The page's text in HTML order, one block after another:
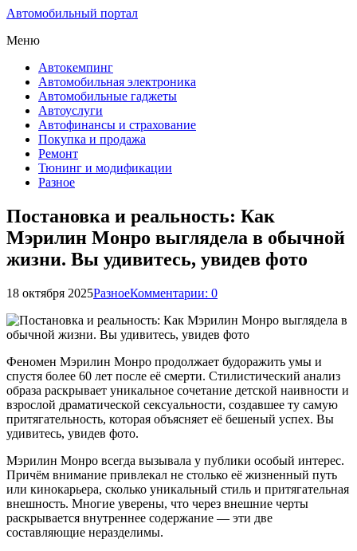
Автомобильный портал
Меню
Автокемпинг
Автомобильная электроника
Автомобильные гаджеты
Автоуслуги
Автофинансы и страхование
Покупка и продажа
Ремонт
Тюнинг и модификации
Разное
Постановка и реальность: Как
Мэрилин Монро выглядела в обычной
жизни. Вы удивитесь, увидев фото
18 октября 2025РазноеКомментарии: 0
Феномен Мэрилин Монро продолжает будоражить умы и
спустя более 60 лет после её смерти. Стилистический анализ
образа раскрывает уникальное сочетание детской наивности и
взрослой драматической сексуальности, создавшее ту самую
притягательность, которая объясняет её бешеный успех. Вы
удивитесь, увидев фото.
Мэрилин Монро всегда вызывала у публики особый интерес.
Причём внимание привлекал не столько её жизненный путь
или кинокарьера, сколько уникальный стиль и притягательная
внешность. Многие уверены, что через внешние черты
раскрывается внутреннее содержание — эти две
составляющие неразделимы.